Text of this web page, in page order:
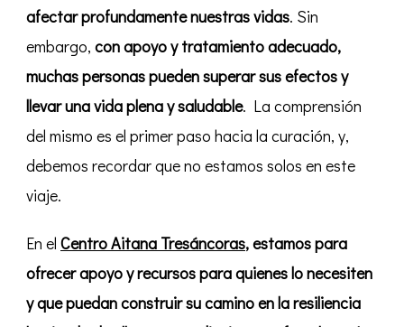
afectar profundamente nuestras vidas. Sin
embargo, con apoyo y tratamiento adecuado,
muchas personas pueden superar sus efectos y
llevar una vida plena y saludable. La comprensión
del mismo es el primer paso hacia la curación, y,
debemos recordar que no estamos solos en este
viaje.
En el Centro Aitana Tresáncoras, estamos para
ofrecer apoyo y recursos para quienes lo necesiten
y que puedan construir su camino en la resiliencia